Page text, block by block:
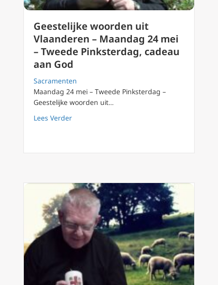
Geestelijke woorden uit
Vlaanderen – Maandag 24 mei
– Tweede Pinksterdag, cadeau
aan God
Sacramenten
Maandag 24 mei – Tweede Pinksterdag –
Geestelijke woorden uit…
Lees Verderabout Geestelijke woorden uit Vlaanderen –